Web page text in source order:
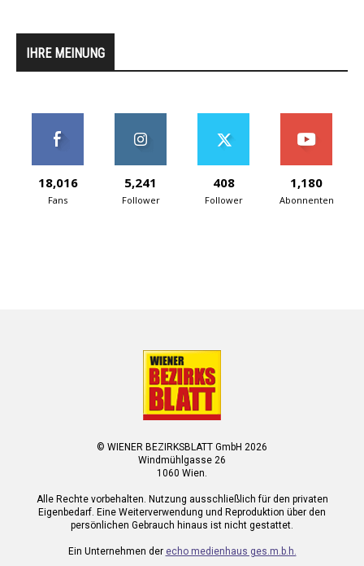
IHRE MEINUNG
18,016
Fans
5,241
Follower
408
Follower
1,180
Abonnenten
© WIENER BEZIRKSBLATT GmbH 2026
Windmühlgasse 26
1060 Wien.
Alle Rechte vorbehalten. Nutzung ausschließlich für den privaten
Eigenbedarf. Eine Weiterverwendung und Reproduktion über den
persönlichen Gebrauch hinaus ist nicht gestattet.
Ein Unternehmen der echo medienhaus ges.m.b.h.